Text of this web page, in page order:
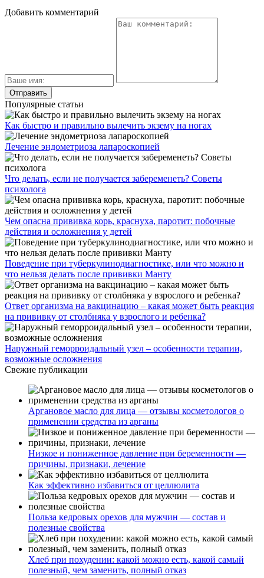
Добавить комментарий
Популярные статьи
Как быстро и правильно вылечить экзему на ногах
Лечение эндометриоза лапароскопией
Что делать, если не получается забеременеть? Советы
психолога
Чем опасна прививка корь, краснуха, паротит: побочные
действия и осложнения у детей
Поведение при туберкулинодиагностике, или что можно и
что нельзя делать после прививки Манту
Ответ организма на вакцинацию – какая может быть реакция
на прививку от столбняка у взрослого и ребенка?
Наружный геморроидальный узел – особенности терапии,
возможные осложнения
Свежие публикации
Аргановое масло для лица — отзывы косметологов о
применении средства из арганы
Низкое и пониженное давление при беременности —
причины, признаки, лечение
Как эффективно избавиться от целлюлита
Польза кедровых орехов для мужчин — состав и
полезные свойства
Хлеб при похудении: какой можно есть, какой самый
полезный, чем заменить, полный отказ